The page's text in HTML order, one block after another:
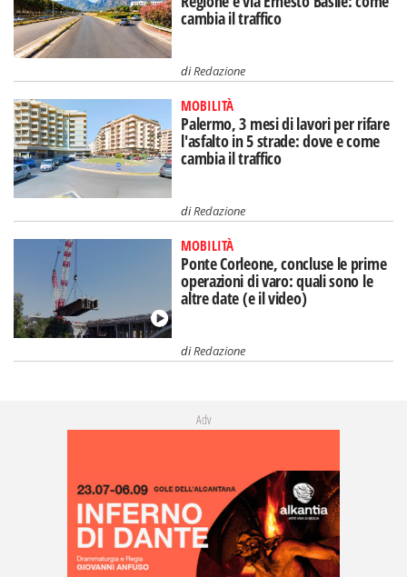
cambia il traffico
diRedazione
MOBILITÀ
Palermo, 3 mesi di lavori per rifare
l'asfalto in 5 strade: dove e come
cambia il traffico
diRedazione
MOBILITÀ
Ponte Corleone, concluse le prime
operazioni di varo: quali sono le
altre date (e il video)
diRedazione
Adv